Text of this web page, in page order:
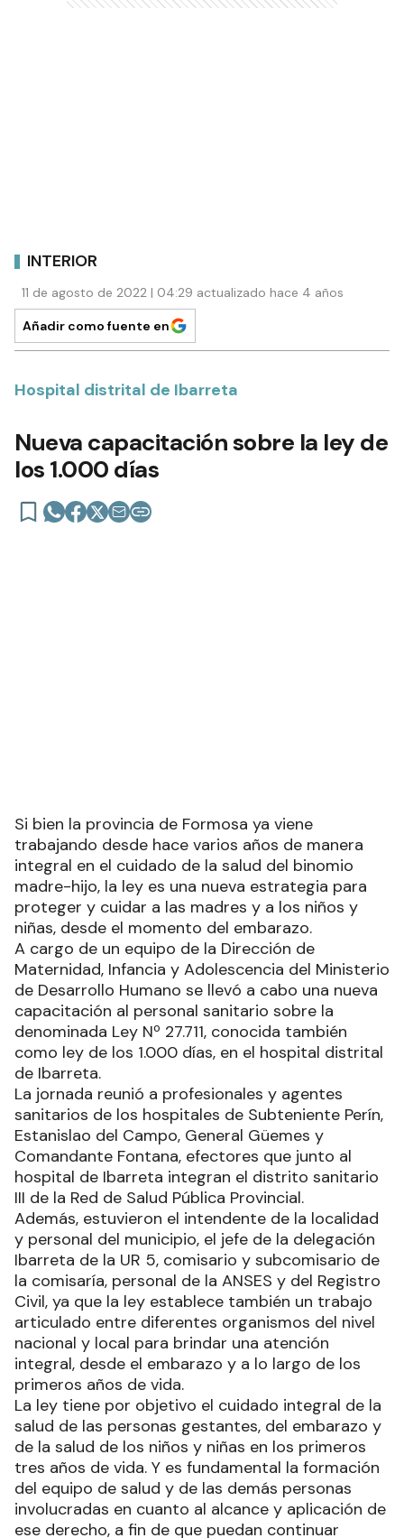
INTERIOR
11 de agosto de 2022 | 04:29 actualizado hace 4 años
Añadir como fuente en
Hospital distrital de Ibarreta
Nueva capacitación sobre la ley de
los 1.000 días
Si bien la provincia de Formosa ya viene
trabajando desde hace varios años de manera
integral en el cuidado de la salud del binomio
madre-hijo, la ley es una nueva estrategia para
proteger y cuidar a las madres y a los niños y
niñas, desde el momento del embarazo.
A cargo de un equipo de la Dirección de
Maternidad, Infancia y Adolescencia del Ministerio
de Desarrollo Humano se llevó a cabo una nueva
capacitación al personal sanitario sobre la
denominada Ley Nº 27.711, conocida también
como ley de los 1.000 días, en el hospital distrital
de Ibarreta.
La jornada reunió a profesionales y agentes
sanitarios de los hospitales de Subteniente Perín,
Estanislao del Campo, General Güemes y
Comandante Fontana, efectores que junto al
hospital de Ibarreta integran el distrito sanitario
III de la Red de Salud Pública Provincial.
Además, estuvieron el intendente de la localidad
y personal del municipio, el jefe de la delegación
Ibarreta de la UR 5, comisario y subcomisario de
la comisaría, personal de la ANSES y del Registro
Civil, ya que la ley establece también un trabajo
articulado entre diferentes organismos del nivel
nacional y local para brindar una atención
integral, desde el embarazo y a lo largo de los
primeros años de vida.
La ley tiene por objetivo el cuidado integral de la
salud de las personas gestantes, del embarazo y
de la salud de los niños y niñas en los primeros
tres años de vida. Y es fundamental la formación
del equipo de salud y de las demás personas
involucradas en cuanto al alcance y aplicación de
ese derecho, a fin de que puedan continuar